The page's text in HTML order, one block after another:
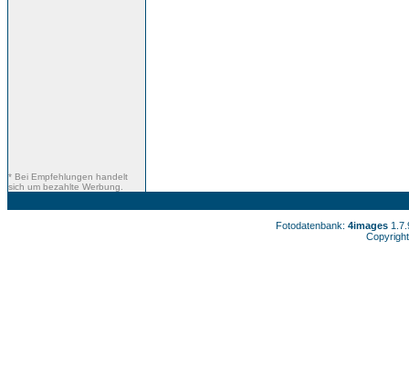
* Bei Empfehlungen handelt
sich um bezahlte Werbung.
Fotodatenbank: 4images